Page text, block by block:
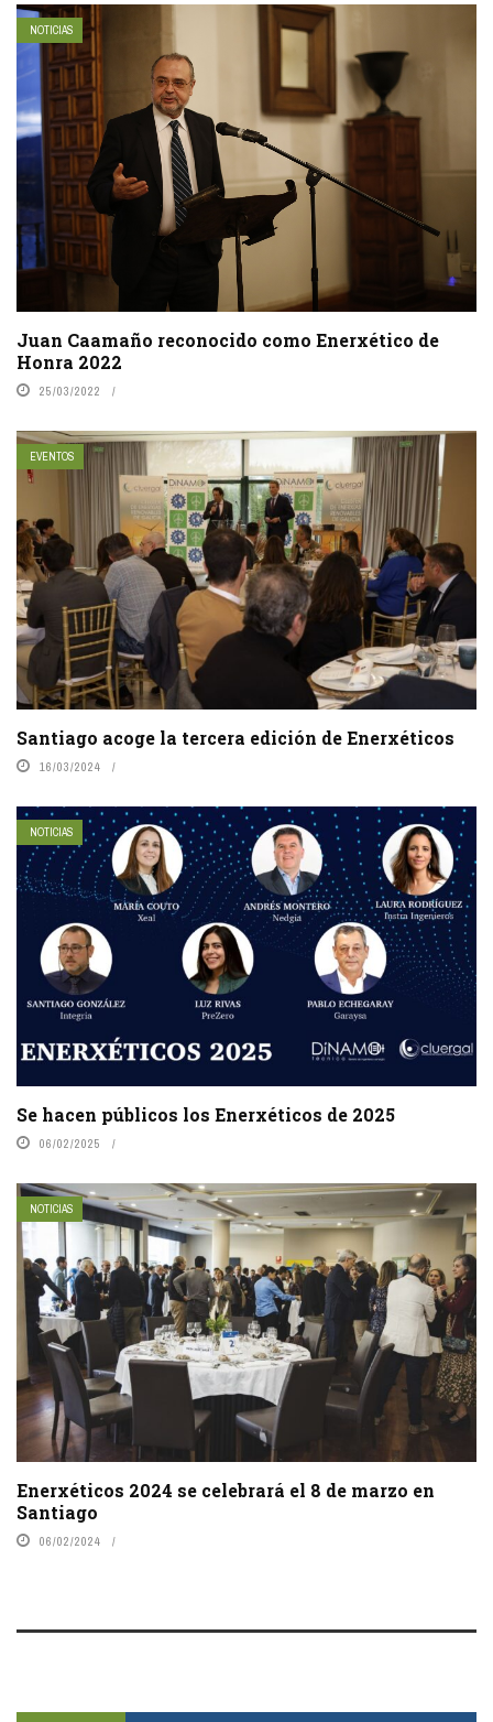
NOTICIAS
Juan Caamaño reconocido como Enerxético de
Honra 2022
25/03/2022
EVENTOS
Santiago acoge la tercera edición de Enerxéticos
16/03/2024
NOTICIAS
Se hacen públicos los Enerxéticos de 2025
06/02/2025
NOTICIAS
Enerxéticos 2024 se celebrará el 8 de marzo en
Santiago
06/02/2024